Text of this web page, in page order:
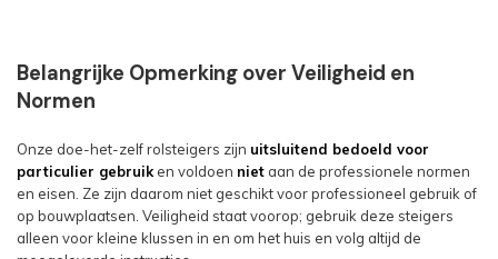
Belangrijke Opmerking over Veiligheid en
Normen
Onze doe-het-zelf rolsteigers zijn uitsluitend bedoeld voor
particulier gebruik en voldoen niet aan de professionele normen
en eisen. Ze zijn daarom niet geschikt voor professioneel gebruik of
op bouwplaatsen. Veiligheid staat voorop; gebruik deze steigers
alleen voor kleine klussen in en om het huis en volg altijd de